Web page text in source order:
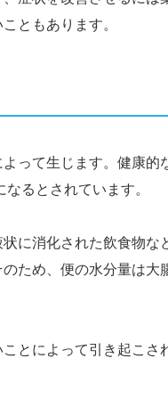
ともあります。
って生じます。健康
るとされています。
に消化された飲食物な
ため、便の水分量は大
とによって引き起こさ